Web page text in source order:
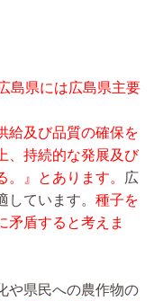
島県には広島県主要
給及び品質の確保を
、持続的な発展及び
』とあります。
広
ています。 種子を
矛盾すると考えま
や県民への農作物の